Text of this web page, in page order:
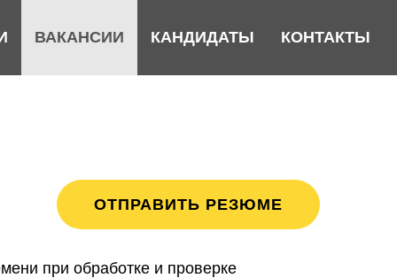
ВАКАНСИИ КАНДИДАТЫ КОНТАКТЫ
ОТПРАВИТЬ РЕЗЮМЕ
при обработке и проверке